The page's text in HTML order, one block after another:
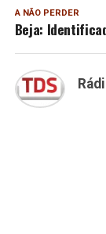
A NÃO PERDER
Beja: